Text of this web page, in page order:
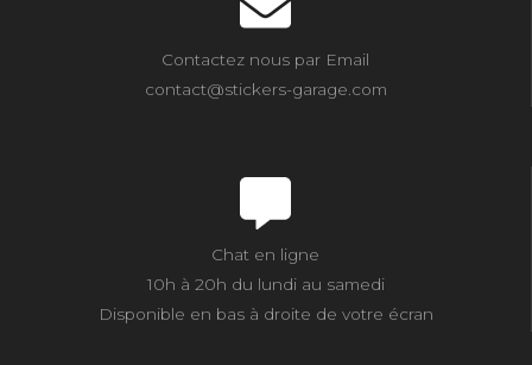
Contactez nous par Email
contact@stickers-garage.com
Chat en ligne
10h à 20h du lundi au samedi
Disponible en bas à droite de votre écran